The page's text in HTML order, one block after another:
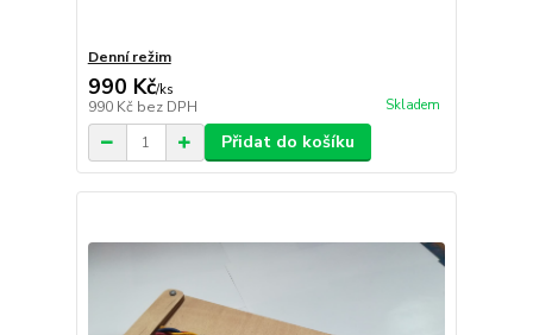
Denní režim
990 Kč/ks
990 Kč bez DPH Skladem
Přidat do košíku